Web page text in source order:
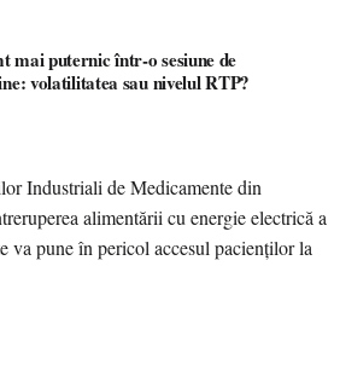
mai puternic într-o sesiune de
volatilitatea sau nivelul RTP?